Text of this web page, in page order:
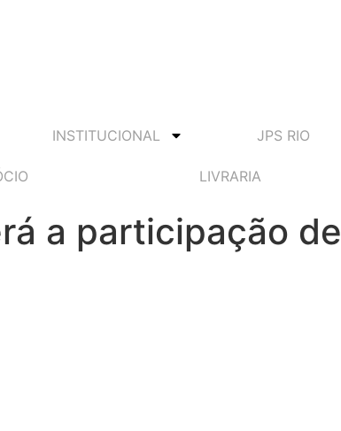
INSTITUCIONAL JPS RIO
LIVRARIA
a participação de